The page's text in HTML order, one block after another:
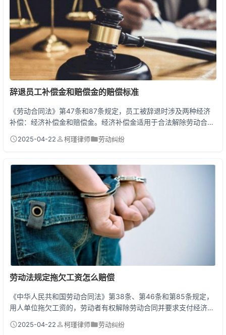
辞退员工补偿金和赔偿金的赔偿标准
《劳动合同法》第47条和87条规定，员工被辞退时涉及两种经济
补偿：经济补偿金和赔偿金。经济补偿金适用于合法解除劳动合同
金是用人单位违法解除劳动合需支付的双倍经济补偿金。工作3年
资。 被辞退时到底能拿多少钱？ 最近老张被公司突然辞退，拿着
离职协议跑来问我：老王你看这补偿对不对？我一看...
2025-04-22 柯瑾律师 劳动纠纷
劳动法规定拖欠工资怎么赔偿
《中华人民共和国劳动合同法》第38条、第46条和第85条规定，
用人单位拖欠工资的，劳动者有权解除劳动合同并要求支付经济补
偿。若逾期不支付，劳动行政部门可责令用人单位按应付金额50%
以上100%以下的标准向劳动者加付赔偿金。拖欠工资不仅要补
2025-04-22 柯瑾律师 劳动纠纷